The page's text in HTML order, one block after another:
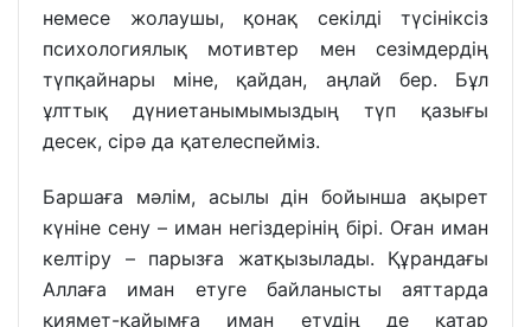
немесе жолаушы, қонақ секілді түсініксіз
психологиялық мотивтер мен сезімдердің
түпқайнары міне, қайдан, аңлай бер. Бұл
ұлттық дүниетанымымыздың түп қазығы
десек, сірә да қателеспейміз.
Баршаға мәлім, асылы дін бойынша ақырет
күніне сену – иман негіздерінің бірі. Оған иман
келтіру – парызға жатқызылады. Құрандағы
Аллаға иман етуге байланысты аяттарда
қиямет-қайымға иман етудің де қатар